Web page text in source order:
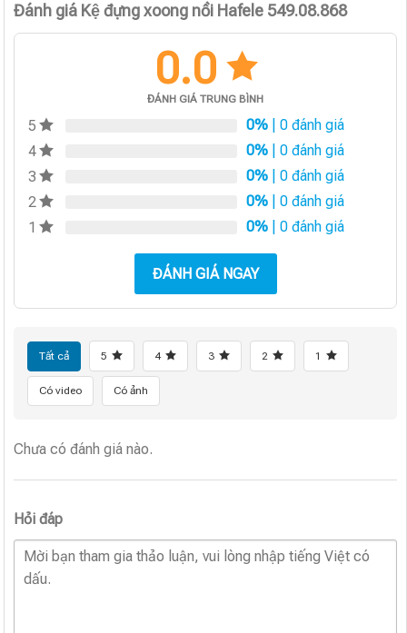
Đánh giá Kệ đựng xoong nồi Hafele 549.08.868
0.0
ĐÁNH GIÁ TRUNG BÌNH
5 0% | 0 đánh giá
4
0% | 0 đánh giá
3
0% | 0 đánh giá
2
0% | 0 đánh giá
1
0% | 0 đánh giá
ĐÁNH GIÁ NGAY
Tất cả 5 4 3 2 1
Có video Có ảnh
Chưa có đánh giá nào.
Hỏi đáp